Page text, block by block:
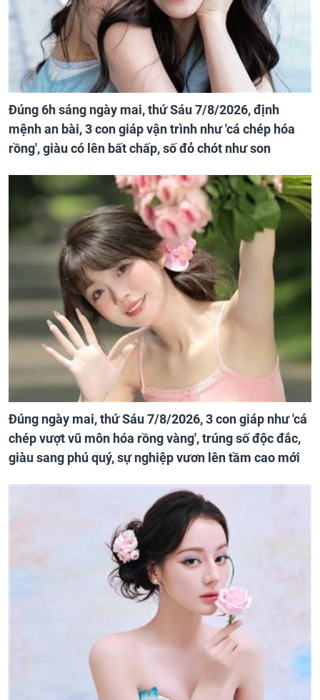
Đúng 6h sáng ngày mai, thứ Sáu 7/8/2026, định
mệnh an bài, 3 con giáp vận trình như 'cá chép hóa
rồng', giàu có lên bất chấp, số đỏ chót như son
Đúng ngày mai, thứ Sáu 7/8/2026, 3 con giáp như 'cá
chép vượt vũ môn hóa rồng vàng', trúng số độc đắc,
giàu sang phú quý, sự nghiệp vươn lên tầm cao mới